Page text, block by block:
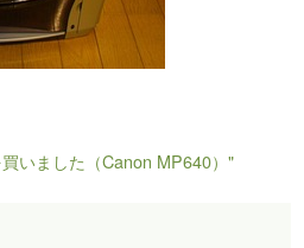
いました（Canon MP640）"